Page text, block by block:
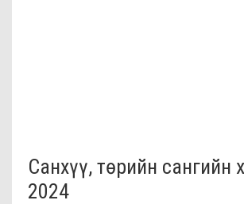
Санхүү, төрийн сангийн
2024